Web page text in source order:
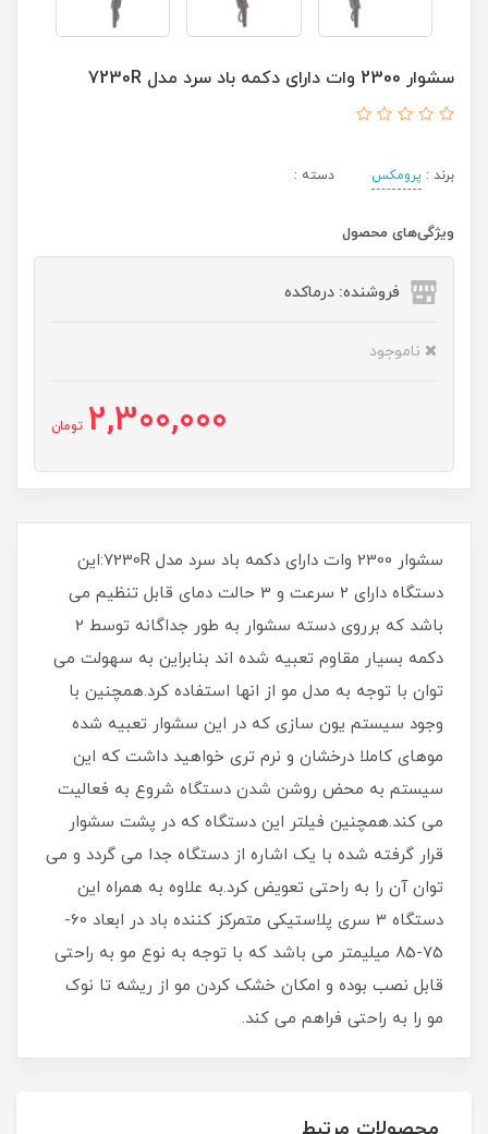
سشوار 2300 وات دارای دکمه باد سرد مدل 7230R
برند : پرومکس دسته :
ویژگی‌های محصول
فروشنده: درماکده
ناموجود
2,300,000 تومان
سشوار 2300 وات دارای دکمه باد سرد مدل 7230R:این
دستگاه دارای 2 سرعت و 3 حالت دمای قابل تنظیم می
باشد که برروی دسته سشوار به طور جداگانه توسط 2
دکمه بسیار مقاوم تعبیه شده اند بنابراین به سهولت می
توان با توجه به مدل مو از انها استفاده کرد.همچنین با
وجود سیستم یون سازی که در این سشوار تعبیه شده
موهای کاملا درخشان و نرم تری خواهید داشت که این
سیستم به محض روشن شدن دستگاه شروع به فعالیت
می کند.همچنین فیلتر این دستگاه که در پشت سشوار
قرار گرفته شده با یک اشاره از دستگاه جدا می گردد و می
توان آن را به راحتی تعویض کرد.به علاوه به همراه این
دستگاه 3 سری پلاستیکی متمرکز کننده باد در ابعاد 60-
75-85 میلیمتر می باشد که با توجه به نوع مو به راحتی
قابل نصب بوده و امکان خشک کردن مو از ریشه تا نوک
مو را به راحتی فراهم می کند.